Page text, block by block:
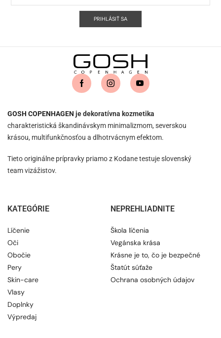
PRIHLÁSIŤ SA
GOSH COPENHAGEN je dekoratívna kozmetika
charakteristická škandinávskym minimalizmom, severskou
krásou, multifunkčnosťou a dlhotrvácnym efektom.
Tieto originálne prípravky priamo z Kodane testuje slovenský
team vizážistov.
KATEGÓRIE
Líčenie
Oči
Obočie
Pery
Skin-care
Vlasy
Doplnky
Výpredaj
NEPREHLIADNITE
Škola líčenia
Vegánska krása
Krásne je to, čo je bezpečné
Štatút súťaže
Ochrana osobných údajov